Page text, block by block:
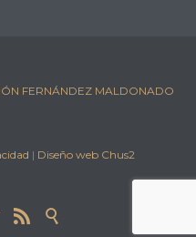
FERNÁNDEZ MALDONADO
| Diseño web Chus2
 